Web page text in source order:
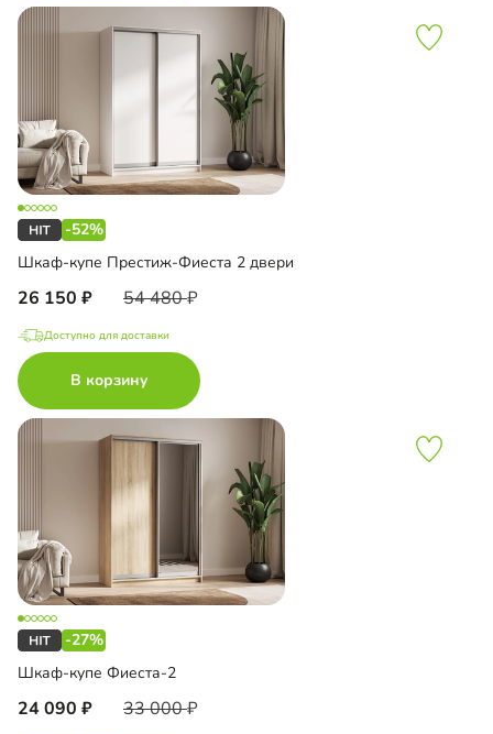
-52%
Шкаф-купе Престиж-Фиеста 2 двери
26 150 54 480
Доступно для доставки
В корзину
-27%
Шкаф-купе Фиеста-2
24 090 33 000